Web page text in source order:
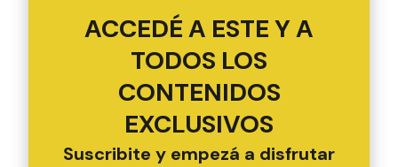
ACCEDÉ A ESTE Y A
TODOS LOS
CONTENIDOS
EXCLUSIVOS
Suscribite y empezá a disfrutar